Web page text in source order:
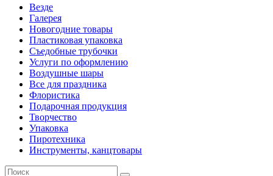
Везде
Галерея
Новогодние товары
Пластиковая упаковка
Съедобные трубочки
Услуги по оформлению
Воздушные шары
Все для праздника
Флористика
Подарочная продукция
Творчество
Упаковка
Пиротехника
Инструменты, канцтовары